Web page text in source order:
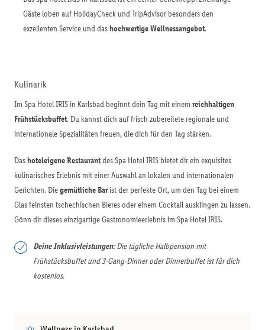
Gäste loben auf HolidayCheck und TripAdvisor besonders den
exzellenten Service und dashochwertige Wellnessangebot.
Kulinarik
Im Spa Hotel IRIS in Karlsbad beginnt dein Tag mit einem reichhaltigen
Frühstücksbuffet. Du kannst dich auf frisch zubereitete regionale und
internationale Spezialitäten freuen, die dich für den Tag stärken.
Dashoteleigene Restaurantdes Spa Hotel IRIS bietet dir ein exquisites
kulinarisches Erlebnis mit einer Auswahl an lokalen und internationalen
Gerichten. Diegemütliche Barist der perfekte Ort, um den Tag bei einem
Glas feinsten tschechischen Bieres oder einem Cocktail ausklingen zu lassen.
Gönn dir dieses einzigartige Gastronomieerlebnis im Spa Hotel IRIS.
Deine Inklusivleistungen:Die tägliche Halbpension mit
Frühstücksbuffet und 3-Gang-Dinner oder Dinnerbuffet ist für dich
kostenlos.